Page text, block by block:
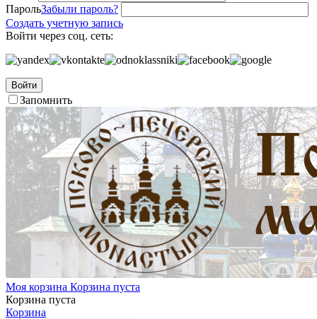
ПарольЗабыли пароль?
Создать учетную запись
Войти через соц. сеть:
Войти
Запомнить
Моя корзина Корзина пуста
Корзина пуста
Корзина